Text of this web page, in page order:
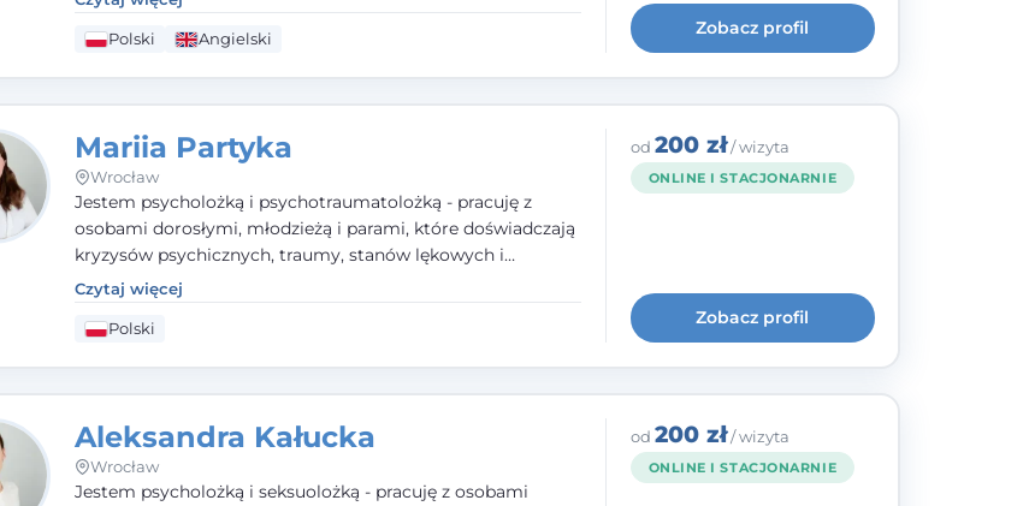
zawodowego. Pracuję w języku polskim i angielskim, w
podejściu humanistycznym, opartym na partnerstwie i
Polski Angielski Zobacz profil
Mariia Partyka
Wrocław
Jestem psycholożką i psychotraumatolożką - pracuję z
osobami dorosłymi, młodzieżą i parami, które doświadczają
kryzysów psychicznych, traumy, stanów lękowych i
trudności relacyjnych. W pracy kieruję się uważnością,
empatią i głębokim szacunkiem dla indywidualnej historii
każdego człowieka. Jestem w trakcie czteroletniej szkoły
Czytaj więcej
Polski
od 200 zł/ wizyta
ONLINE I STACJONARNIE
Zobacz profil
Aleksandra Kałucka
Wrocław
Jestem psycholożką i seksuolożką - pracuję z osobami
od 200 zł/ wizyta
ONLINE I STACJONARNIE